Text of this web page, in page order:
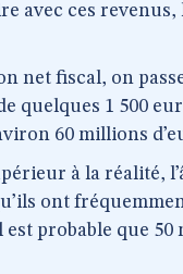
avec ces
net fiscal, on
quelques 1 500
60 millions
à la réalité,
ont
probable que